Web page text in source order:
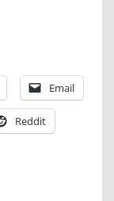
Email
Reddit